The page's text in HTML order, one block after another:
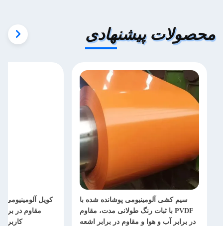
محصولات پیشنهادی
سیم کشی آلومینیومی پوشانده شده با
PVDF با ثبات رنگ طولانی مدت، مقاوم
در برابر آب و هوا و مقاوم در برابر اشعه
کویل آلومینیومی
مقاوم در